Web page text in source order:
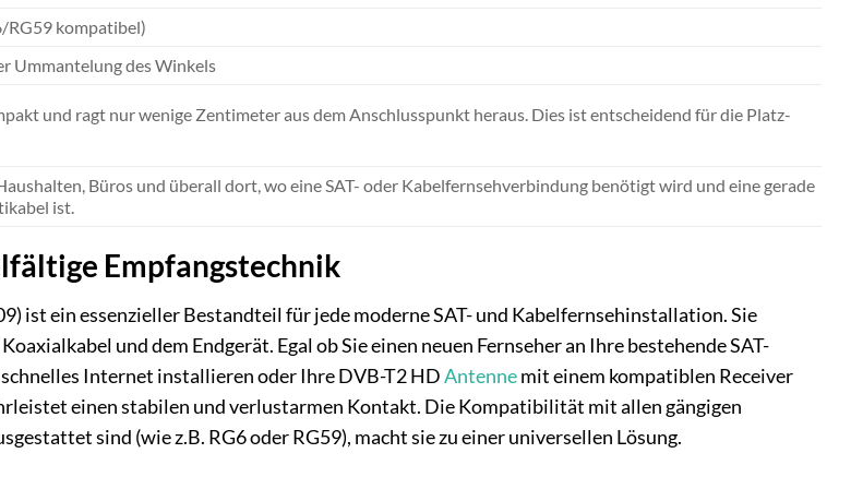
RG59 kompatibel)
Ummantelung des Winkels
und ragt nur wenige Zentimeter aus dem Anschluss­punkt heraus. Dies ist entscheidend für die Platz­
Büros und überall dort, wo eine SAT- oder Kabel­fernseh­verbindung benötigt wird und eine gerade
ist.
Empfangstechnik
ist ein essenzieller Bestandteil für jede moderne SAT- und Kabel­fernseh­installation. Sie
und dem Endgerät. Egal ob Sie einen neuen Fernseher an Ihre bestehende SAT-
Internet installieren oder Ihre DVB-T2 HDAntennemit einem kompatiblen Receiver
einen stabilen und verlustarmen Kontakt. Die Kompatibilität mit allen gängigen
sind (wie z.B. RG6 oder RG59), macht sie zu einer universellen Lösung.